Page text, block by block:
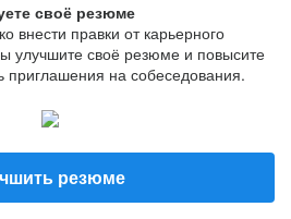
своё резюме
внести правки от карьерного
улучшите своё резюме и повысите
приглашения на собеседования.
резюме